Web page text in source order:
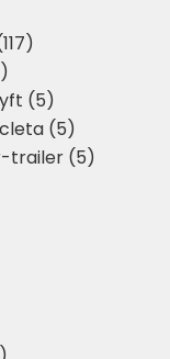
(5)
(5)
trailer (5)